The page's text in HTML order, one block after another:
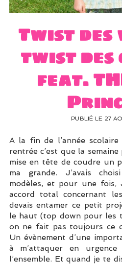
UN PEU DE
Twist
twist des
feat.
PUBLIÉ LE 27
A la fin de l’année
rentrée c’est que la
mise en tête de coudre un
ma grande. J’avais
modèles, et pour une
accord total concernant
devais entamer ce petit
le haut (top down pour les
on ne fait pas toujours ce
Un évènement d’une
à m’attaquer en
l’ensemble. Et quand je te